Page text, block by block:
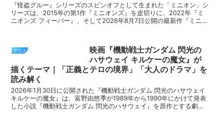
『怪盗グルー』シリーズのスピンオフとして生まれた「ミニオン」シ
リーズは、2015年の第1作『ミニオンズ』を皮切りに、2022年『ミ
ニオンズ フィーバー』、そして2026年8月7日公開の最新作『ミニオ
アニメ
映画『機動戦士ガンダム 閃光の
ハサウェイ キルケーの魔女』が
描くテーマ｜「正義とテロの境界」「大人のドラマ」を
読み解く
2026年1月30日に公開された『機動戦士ガンダム 閃光のハサウェイ
キルケーの魔女』は、富野由悠季が1989年から1990年にかけて発表
した小説『機動戦士ガンダム 閃光のハサウェイ』を原作とする劇場